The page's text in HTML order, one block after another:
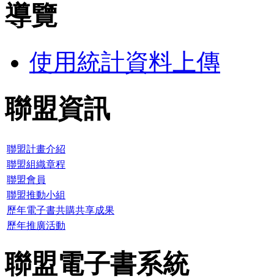
導覽
使用統計資料上傳
聯盟資訊
聯盟計畫介紹
聯盟組織章程
聯盟會員
聯盟推動小組
歷年電子書共購共享成果
歷年推廣活動
聯盟電子書系統